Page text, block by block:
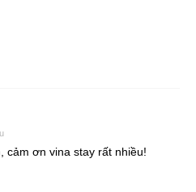
cảm ơn vina stay rất nhiều!